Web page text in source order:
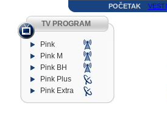
POČETAK VESTI
TV PROGRAM
Pink
Pink M
Pink BH
Pink Plus
Pink Extra